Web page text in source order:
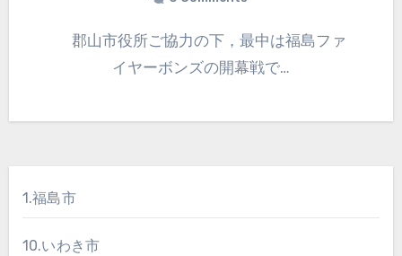
郡山市役所ご協力の下，最中は福島ファ
イヤーボンズの開幕戦で…
1.福島市
10.いわき市